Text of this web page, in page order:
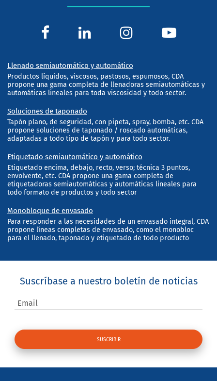
Llenado semiautomático y automático
Productos líquidos, viscosos, pastosos, espumosos, CDA
propone una gama completa de llenadoras semiautomáticas y
automáticas lineales para toda viscosidad y todo sector.
Soluciones de taponado
Tapón plano, de seguridad, con pipeta, spray, bomba, etc. CDA
propone soluciones de taponado / roscado automáticas,
adaptadas a todo tipo de tapón y para todo sector.
Etiquetado semiautomático y automático
Etiquetado encima, debajo, recto, verso; técnica 3 puntos,
envolvente, etc. CDA propone una gama completa de
etiquetadoras semiautomáticas y automáticas lineales para
todo formato de productos y todo sector
Monobloque de envasado
Para responder a las necesidades de un envasado integral, CDA
propone líneas completas de envasado, como el monobloc
para el llenado, taponado y etiquetado de todo producto
Suscríbase a nuestro boletín de noticias
Email